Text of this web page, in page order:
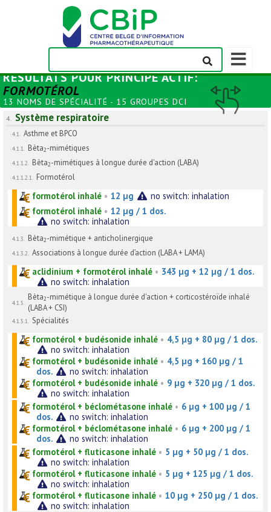
Afficher/
la
de
navigation
RÉSULTATS POURPRINCIPE ACTIF:
FORMOTÉROL
13 NOMS DE SPÉCIALITÉ - 15 GROUPES DCI
4. Système respiratoire
4.1. Asthme et BPCO
4.1.1. Bèta2-mimétiques
4.1.1.2. Bèta2-mimétiques à longue durée d'action (LABA)
4.1.1.2.1. Formotérol
formotérol inhalé • 12 µg
no switch: inhalation
formotérol inhalé • 12 µg / 1 dos.
no switch: inhalation
4.1.3. Bèta2-mimétique + anticholinergique
4.1.3.2. Associations à longue durée d’action (LABA + LAMA)
aclidinium + formotérol inhalé • 343 µg + 12 µg / 1 dos.
no switch: inhalation
4.1.5.
Bèta2-mimétique à longue durée d'action + corticostéroïde inhalé
(LABA + CSI)
4.1.5.1. Spécialités
formotérol + budésonide inhalé • 4,5 µg + 80 µg / 1 dos.
no switch: inhalation
formotérol + budésonide inhalé • 4,5 µg + 160 µg / 1
dos.
no switch: inhalation
formotérol + budésonide inhalé • 9 µg + 320 µg / 1 dos.
no switch: inhalation
formotérol + béclométasone inhalé • 6 µg + 100 µg / 1
dos.
no switch: inhalation
formotérol + béclométasone inhalé • 6 µg + 200 µg / 1
dos.
no switch: inhalation
formotérol + fluticasone inhalé • 5 µg + 50 µg / 1 dos.
no switch: inhalation
formotérol + fluticasone inhalé • 5 µg + 125 µg / 1 dos.
no switch: inhalation
formotérol + fluticasone inhalé • 10 µg + 250 µg / 1 dos.
no switch: inhalation